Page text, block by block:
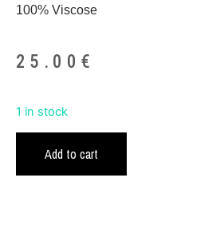
100% Viscose
25.00 €
1 in stock
Add to cart